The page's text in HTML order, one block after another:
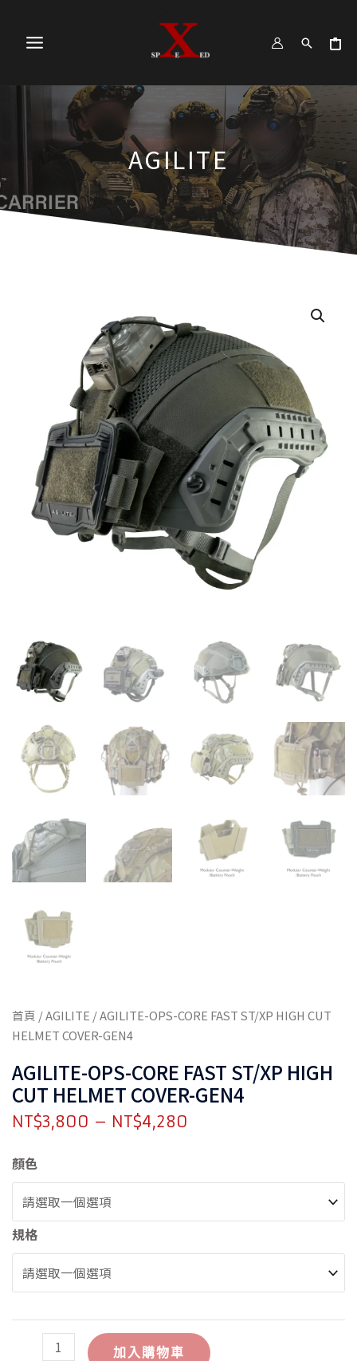
MENU
AGILITE
首頁 /AGILITE / AGILITE-OPS-CORE FAST ST/XP HIGH CUT
HELMET COVER-GEN4
AGILITE-OPS-CORE FAST ST/XP HIGH
CUT HELMET COVER-GEN4
NT$3,800 – NT$4,280
顏色
規格
AGILITE-
OPS-
CORE
FAST
ST/XP
HIGH
CUT
HELMET
COVER-
GEN4
加入購物車